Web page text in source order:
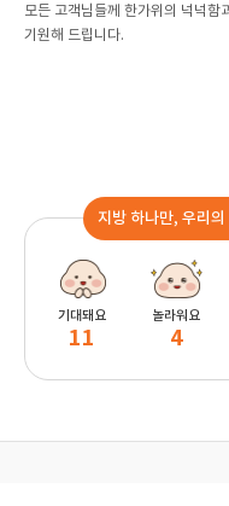
모든 고객님들께 한가위의 넉넉함
기원해 드립니다.
지방 하나만, 우리
기대돼요
11
놀라워요
4